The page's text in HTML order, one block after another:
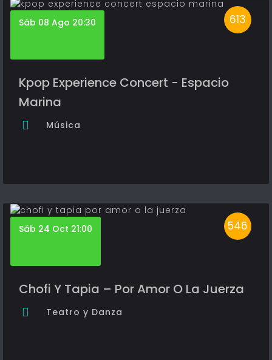
613
Sáb 08 Ago 20:30
Kpop Experience Concert - Espacio
Marina
Música
546
Sáb 24 Oct 21:00
Chofi Y Tapia – Por Amor O La Juerza
Teatro y Danza